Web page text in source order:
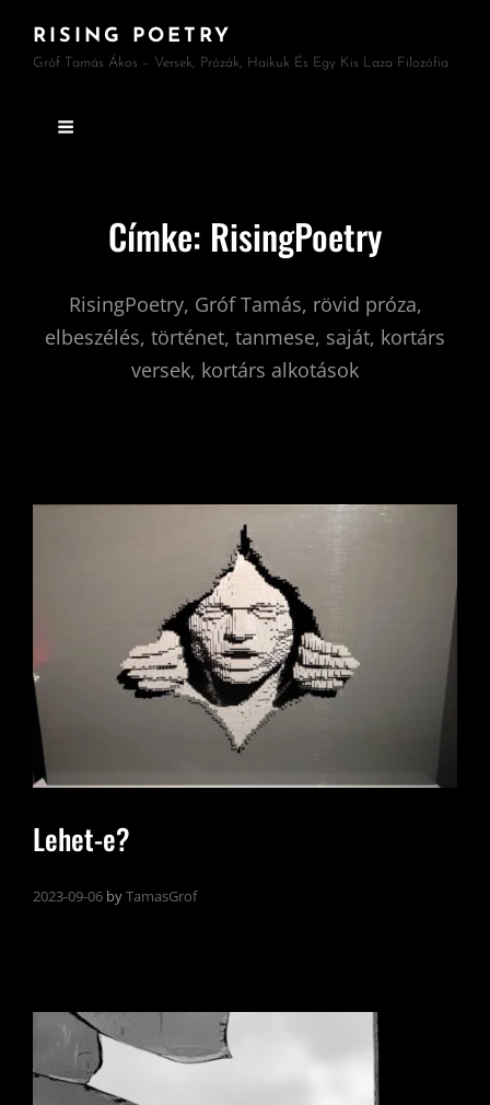
RISING POETRY
Gróf Tamás Ákos – Versek, Prózák, Haikuk És Egy Kis Laza Filozófia
Címke: RisingPoetry
RisingPoetry, Gróf Tamás, rövid próza,
elbeszélés, történet, tanmese, saját, kortárs
versek, kortárs alkotások
Lehet-e?
2023-09-06 byTamasGrof